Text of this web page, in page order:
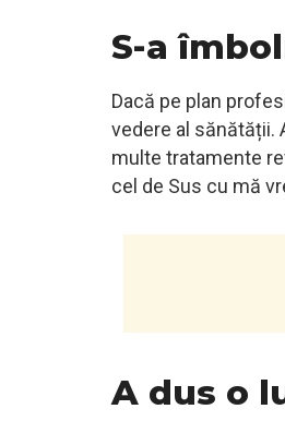
S-a
Dacă pe plan
vedere al sănătății.
multe tratamente
cel de Sus cu mă
A dus o